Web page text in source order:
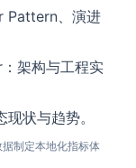
Pattern、演进
架构与工程实
状与趋势。
制定本地化指标体